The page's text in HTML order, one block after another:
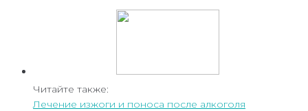
Читайте также:
Лечение изжоги и поноса после алкоголя